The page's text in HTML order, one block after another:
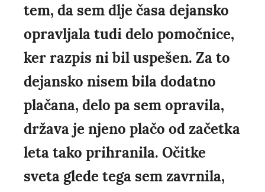
tem, da sem dlje časa dejansko
opravljala tudi delo pomočnice,
ker razpis ni bil uspešen. Za to
dejansko nisem bila dodatno
plačana, delo pa sem opravila,
država je njeno plačo od začetka
leta tako prihranila. Očitke
sveta glede tega sem zavrnila,